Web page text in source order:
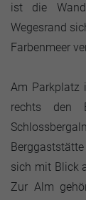
ist die
Wegesrand
Farbenmeer
Am Parkplatz
rechts den
sich mit Blick
Zur Alm